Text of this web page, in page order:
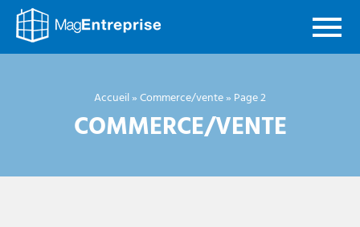
Mag
Entreprise
Accueil»Commerce/vente» Page 2
COMMERCE/VENTE